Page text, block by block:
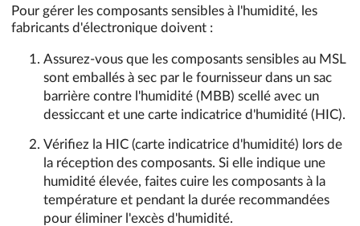
Pour gérer les composants sensibles à l'humidité, les
fabricants d'électronique doivent :
Assurez-vous que les composants sensibles au MSL
sont emballés à sec par le fournisseur dans un sac
barrière contre l'humidité (MBB) scellé avec un
dessiccant et une carte indicatrice d'humidité (HIC).
Vérifiez la HIC (carte indicatrice d'humidité) lors de
la réception des composants. Si elle indique une
humidité élevée, faites cuire les composants à la
température et pendant la durée recommandées
pour éliminer l'excès d'humidité.